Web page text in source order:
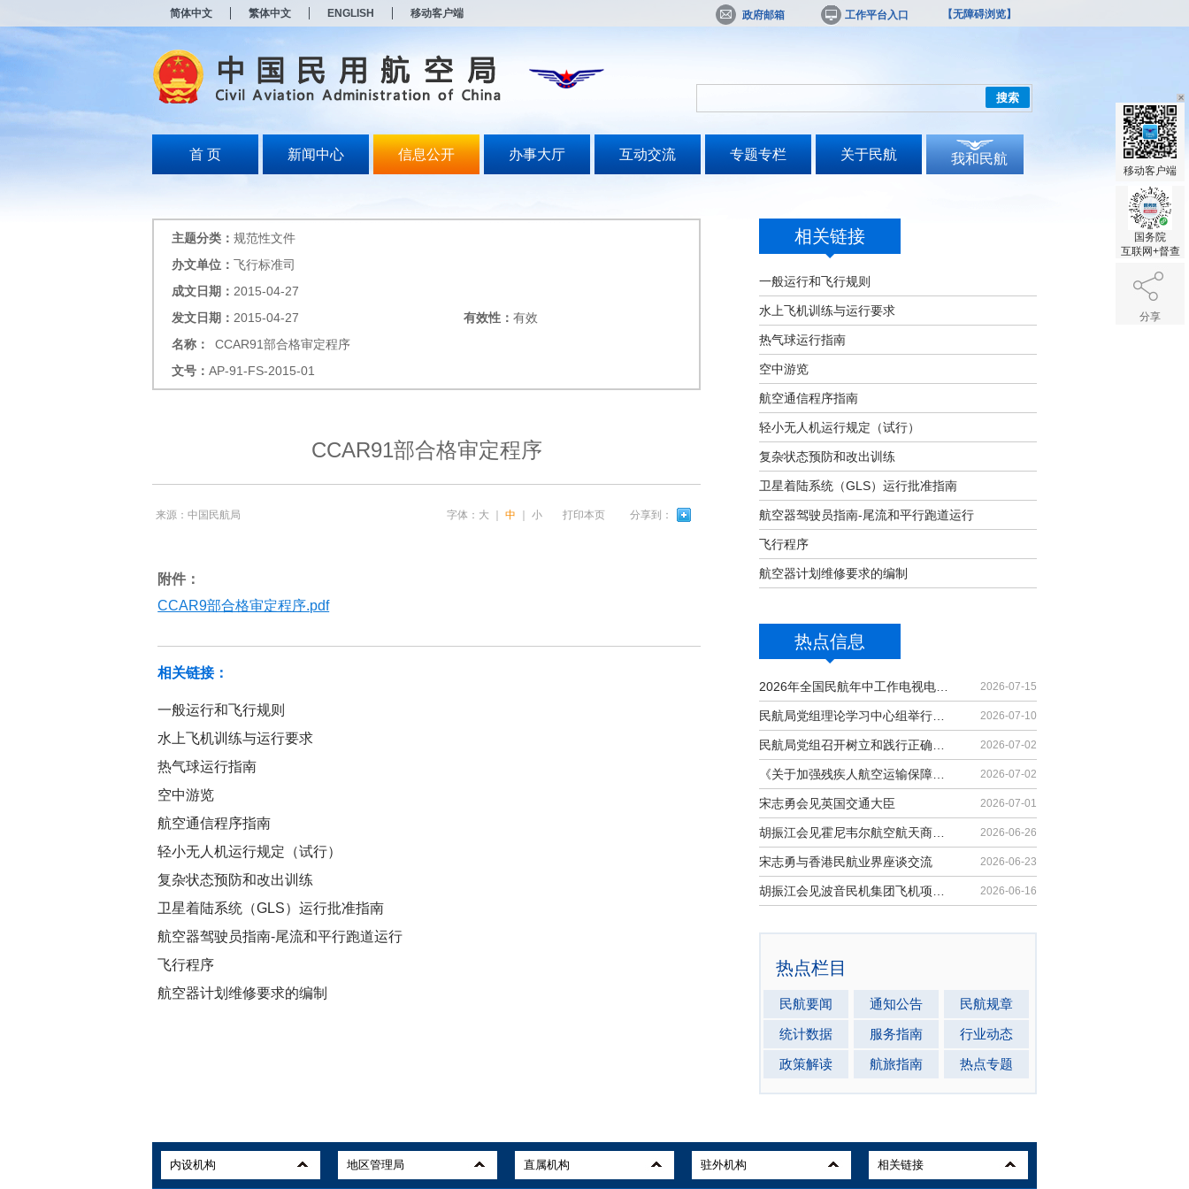
简体中文 繁体中文 ENGLISH 移动客户端 政府邮箱 工作平台入口 【无障碍浏览】
搜索
首 页 新闻中心 信息公开 办事大厅 互动交流 专题专栏 关于民航 我和民航
相关链接
一般运行和飞行规则
水上飞机训练与运行要求
热气球运行指南
空中游览
航空通信程序指南
轻小无人机运行规定（试行）
复杂状态预防和改出训练
卫星着陆系统（GLS）运行批准指南
航空器驾驶员指南-尾流和平行跑道运行
飞行程序
航空器计划维修要求的编制
热点信息
2026-07-15
2026-07-10
2026-07-02
2026-07-02
宋志勇会见英国交通大臣 2026-07-01
2026-06-26
宋志勇与香港民航业界座谈交流 2026-06-23
2026-06-16
热点栏目
民航要闻 通知公告
民航规章
统计数据
服务指南
行业动态
政策解读
航旅指南 热点专题
主题分类： 规范性文件
办文单位： 飞行标准司
成文日期： 2015-04-27
发文日期： 2015-04-27 有效性： 有效
名称：
CCAR91部合格审定程序
文号： AP-91-FS-2015-01
CCAR91部合格审定程序
来源：中国民航局 字体： 大 中 小 打印本页 分享到：
附件：
CCAR9部合格审定程序.pdf
相关链接：
一般运行和飞行规则
水上飞机训练与运行要求
热气球运行指南
空中游览
航空通信程序指南
轻小无人机运行规定（试行）
复杂状态预防和改出训练
卫星着陆系统（GLS）运行批准指南
航空器驾驶员指南-尾流和平行跑道运行
飞行程序
航空器计划维修要求的编制
移动客户端
国务院
互联网+督查
分享
打
无
障